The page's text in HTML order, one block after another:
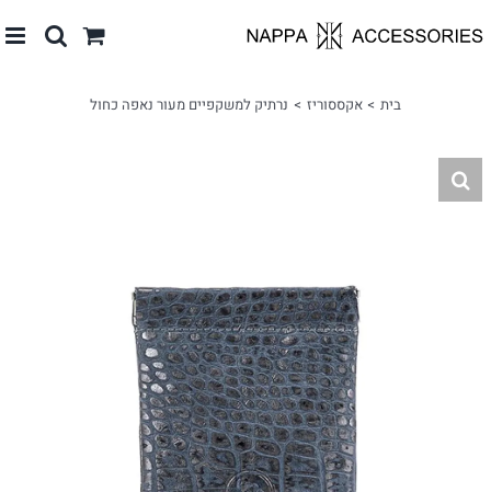
לתוכן
בית אקססוריז נרתיק למשקפיים מעור נאפה כחול